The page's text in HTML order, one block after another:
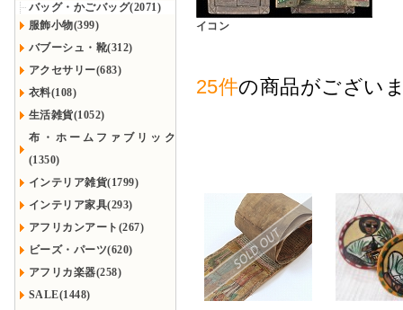
バッグ・かごバッグ(2071)
服飾小物(399)
バブーシュ・靴(312)
アクセサリー(683)
衣料(108)
生活雑貨(1052)
布・ホームファブリック
(1350)
インテリア雑貨(1799)
インテリア家具(293)
アフリカンアート(267)
ビーズ・パーツ(620)
アフリカ楽器(258)
SALE(1448)
イコン
25件の商品がござい